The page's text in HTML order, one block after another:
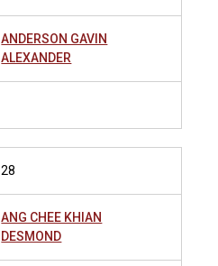
ANDERSON GAVIN
ALEXANDER
28
ANG CHEE KHIAN
DESMOND